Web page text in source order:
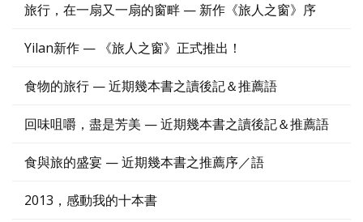
旅行，在一扇又一扇的窗畔 — 新作《旅人之窗》序
Yilan新作 — 《旅人之窗》正式推出！
食物的旅行 — 近期幾本書之讀後記＆推薦語
回味咀嚼，盡是芳美 — 近期幾本書之讀後記＆推薦語
食與旅的盛宴 — 近期幾本書之推薦序／語
2013，感動我的十本書